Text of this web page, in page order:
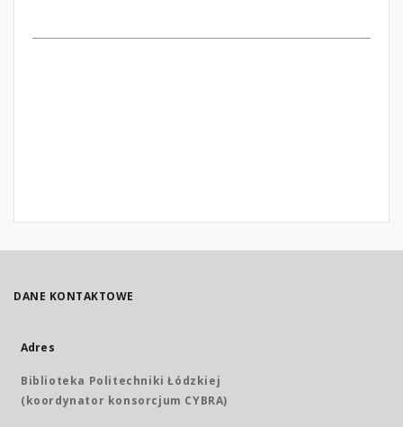
DANE KONTAKTOWE
Adres
Biblioteka Politechniki Łódzkiej
(koordynator konsorcjum CYBRA)